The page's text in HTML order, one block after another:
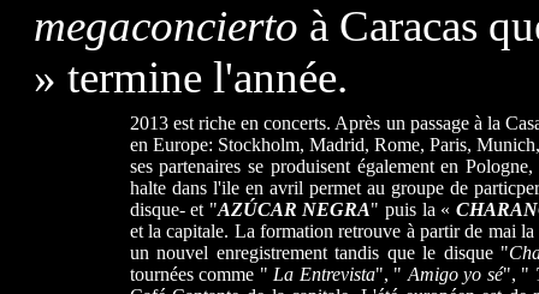
megaconcierto à Caracas
» termine l'année.
2013 est riche en concerts. Après un passage à la
en Europe: Stockholm, Madrid, Rome, Paris,
ses partenaires se produisent également en
halte dans l'ile en avril permet au groupe de
disque- et "AZÚCAR NEGRA" puis la «
et la capitale. La formation retrouve à partir de mai
un nouvel enregistrement tandis que le disque "
tournées comme " La Entrevista", " Amigo yo sé", "